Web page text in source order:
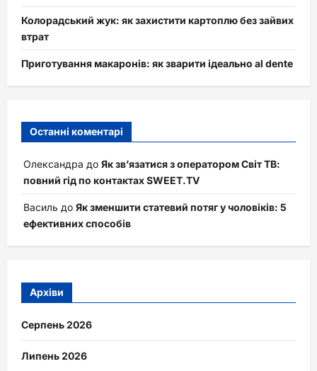
Колорадський жук: як захистити картоплю без зайвих
втрат
Приготування макаронів: як зварити ідеально al dente
Останні коментарі
Олександра до Як зв’язатися з оператором Світ ТВ:
повний гід по контактах SWEET.TV
Василь до Як зменшити статевий потяг у чоловіків: 5
ефективних способів
Архіви
Серпень 2026
Липень 2026